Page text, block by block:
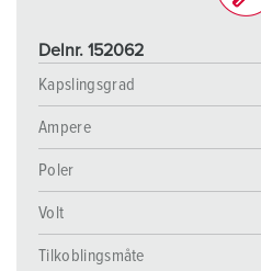
Delnr. 152062
Kapslingsgrad
Ampere
Poler
Volt
Tilkoblingsmåte